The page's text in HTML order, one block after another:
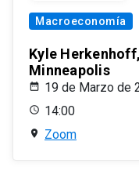
Macroeconomía
Kyle
Minneapolis
19 de Marzo de
14:00
Zoom